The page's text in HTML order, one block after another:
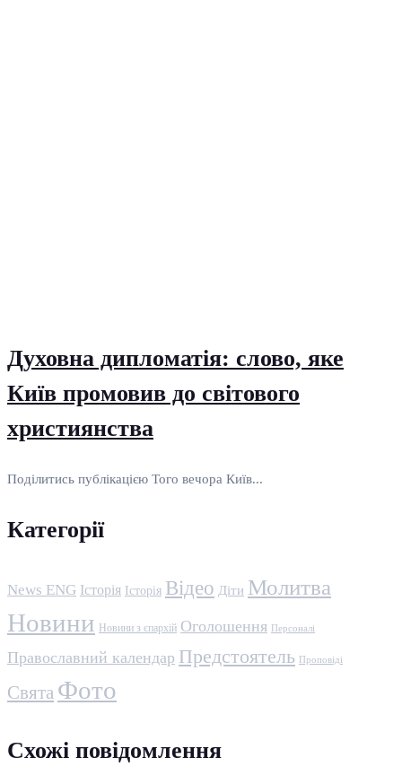
Духовна дипломатія: слово, яке
Київ промовив до світового
християнства
Поділитись публікацією Того вечора Київ...
Категорії
News ENG Історія Історія Відео Діти Молитва
Новини Новини з єпархій Оголошення Персоналі
Православний календар Предстоятель Проповіді
Свята Фото
Схожі повідомлення